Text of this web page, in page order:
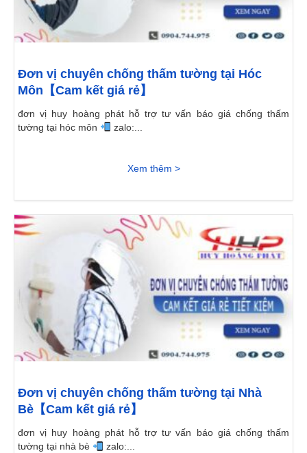
Đơn vị chuyên chống thấm tường tại Hóc
Môn【Cam kết giá rẻ】
đơn vị huy hoàng phát hỗ trợ tư vấn báo giá chống thấm
tường tại hóc môn
zalo:...
Xem thêm >
Đơn vị chuyên chống thấm tường tại Nhà
Bè【Cam kết giá rẻ】
đơn vị huy hoàng phát hỗ trợ tư vấn báo giá chống thấm
tường tại nhà bè
zalo:...